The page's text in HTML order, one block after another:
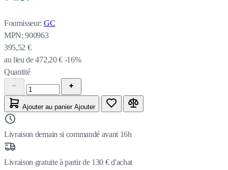
Fournisseur: GC
MPN: 900963
395,52 €
au lieu de472,20 € -16%
Quantité
Ajouter au panier Ajouter
Livraison demain si commandé avant 16h
Livraison gratuite à partir de 130 € d'achat